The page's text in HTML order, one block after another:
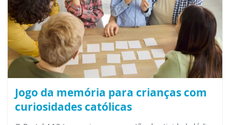
Jogo da memória para crianças com
curiosidades católicas